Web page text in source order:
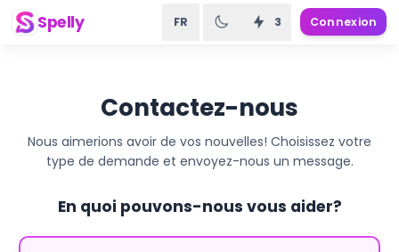
Spelly FR 3 Connexion
Contactez-nous
Nous aimerions avoir de vos nouvelles! Choisissez votre
type de demande et envoyez-nous un message.
En quoi pouvons-nous vous aider?